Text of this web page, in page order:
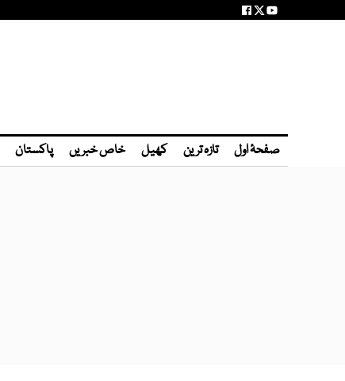
صفحۂ اول تازہ ترین کھیل خاص خبریں پاکستان